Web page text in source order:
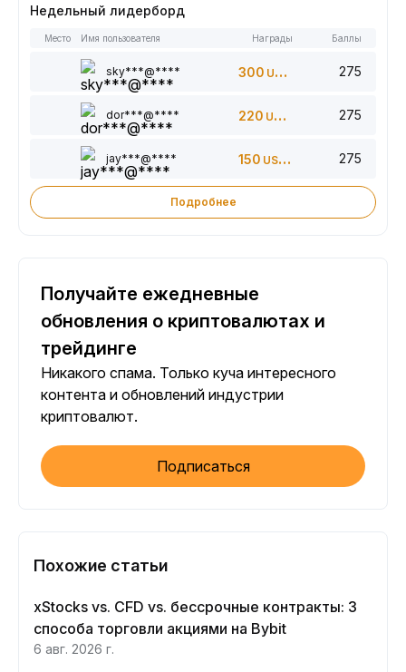
Недельный лидерборд
Место Имя пользователя Награды Баллы
sky***@**** 300 USDT 275
dor***@**** 220 USDT 275
jay***@**** 150 USDT 275
Подробнее
Получайте ежедневные
обновления о криптовалютах и
трейдинге
Никакого спама. Только куча интересного
контента и обновлений индустрии
криптовалют.
Подписаться
Похожие статьи
xStocks vs. CFD vs. бессрочные контракты: 3
способа торговли акциями на Bybit
6 авг. 2026 г.